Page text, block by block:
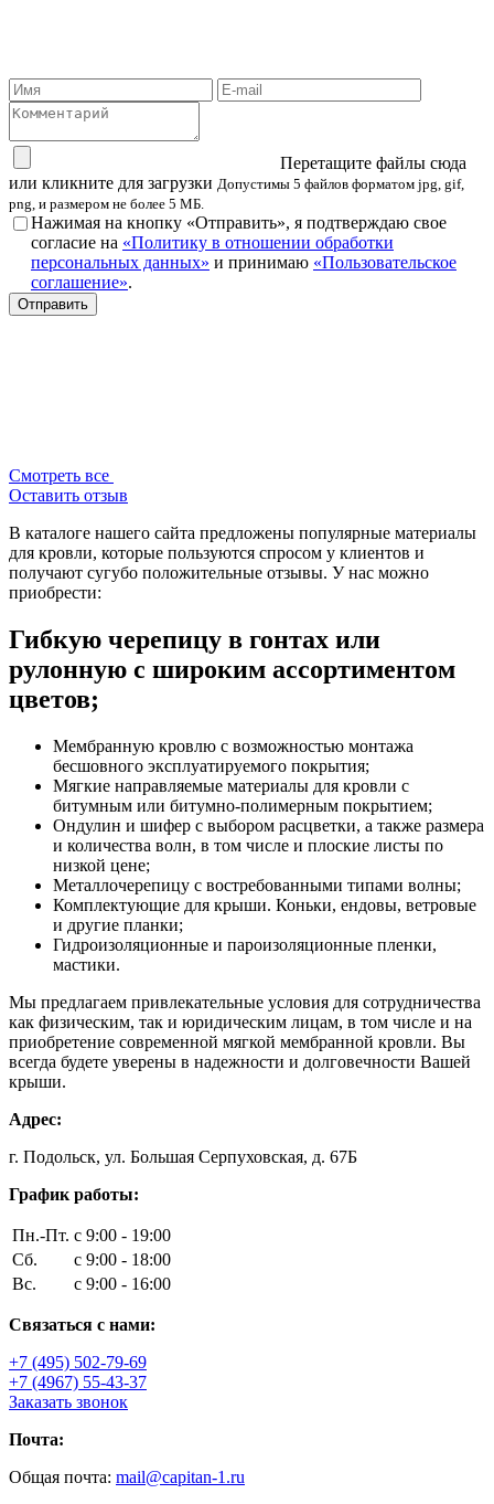
Перетащите файлы сюда
или кликните для загрузки Допустимы 5 файлов форматом jpg, gif,
png, и размером не более 5 МБ.
Нажимая на кнопку «Отправить», я подтверждаю свое
согласие на «Политику в отношении обработки
персональных данных» и принимаю «Пользовательское
соглашение».
Отправить
Смотреть все
Оставить отзыв
В каталоге нашего сайта предложены популярные материалы
для кровли, которые пользуются спросом у клиентов и
получают сугубо положительные отзывы. У нас можно
приобрести:
Гибкую черепицу в гонтах или
рулонную с широким ассортиментом
цветов;
Мембранную кровлю с возможностью монтажа
бесшовного эксплуатируемого покрытия;
Мягкие направляемые материалы для кровли с
битумным или битумно-полимерным покрытием;
Ондулин и шифер с выбором расцветки, а также размера
и количества волн, в том числе и плоские листы по
низкой цене;
Металлочерепицу с востребованными типами волны;
Комплектующие для крыши. Коньки, ендовы, ветровые
и другие планки;
Гидроизоляционные и пароизоляционные пленки,
мастики.
Мы предлагаем привлекательные условия для сотрудничества
как физическим, так и юридическим лицам, в том числе и на
приобретение современной мягкой мембранной кровли. Вы
всегда будете уверены в надежности и долговечности Вашей
крыши.
Адрес:
г. Подольск, ул. Большая Серпуховская, д. 67Б
График работы:
Пн.-Пт. с 9:00 - 19:00
Сб.
с 9:00 - 18:00
Вс.
с 9:00 - 16:00
Связаться с нами:
+7 (495) 502-79-69
+7 (4967) 55-43-37
Заказать звонок
Почта:
Общая почта: mail@capitan-1.ru